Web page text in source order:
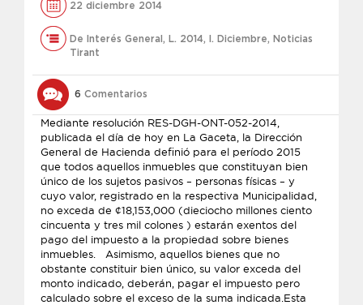
22 diciembre 2014
De Interés General , L. 2014, l. Diciembre, Noticias
Tirant
6 Comentarios
Mediante resolución RES-DGH-ONT-052-2014,
publicada el día de hoy en La Gaceta, la Dirección
General de Hacienda definió para el período 2015
que todos aquellos inmuebles que constituyan bien
único de los sujetos pasivos – personas físicas – y
cuyo valor, registrado en la respectiva Municipalidad,
no exceda de ¢18,153,000 (dieciocho millones ciento
cincuenta y tres mil colones ) estarán exentos del
pago del impuesto a la propiedad sobre bienes
inmuebles. Asimismo, aquellos bienes que no
obstante constituir bien único, su valor exceda del
monto indicado, deberán, pagar el impuesto pero
calculado sobre el exceso de la suma indicada.Esta